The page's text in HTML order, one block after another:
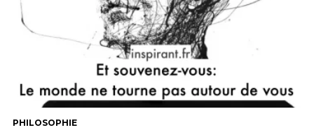
PHILOSOPHIE